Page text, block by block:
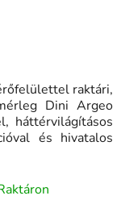
raktári,
Dini Argeo
háttérvilágításos
és hivatalos